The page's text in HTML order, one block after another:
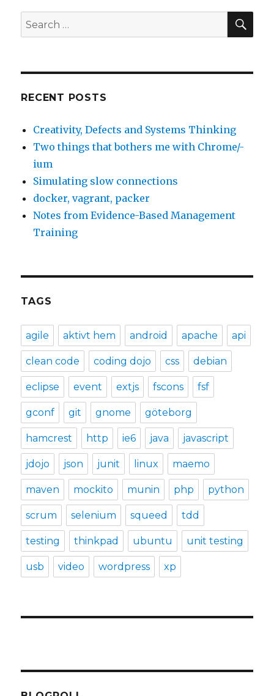
Search
for:
RECENT POSTS
Creativity, Defects and Systems Thinking
Two things that bothers me with Chrome/-
ium
Simulating slow connections
docker, vagrant, packer
Notes from Evidence-Based Management
Training
TAGS
agile aktivt hem android apache api
clean code coding dojo css debian
eclipse event extjs fscons fsf
gconf git gnome göteborg
hamcrest http ie6 java javascript
jdojo json junit linux maemo
maven mockito munin php python
scrum selenium squeed tdd
testing thinkpad ubuntu unit testing
usb video wordpress xp